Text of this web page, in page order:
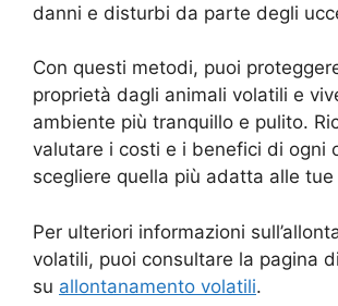
danni e disturbi da parte degli
Con questi metodi, puoi
proprietà dagli animali volatili e
ambiente più tranquillo e pulito.
valutare i costi e i benefici di ogni
scegliere quella più adatta alle tue
Per ulteriori informazioni
volatili, puoi consultare la pagina
su allontanamento volatili.